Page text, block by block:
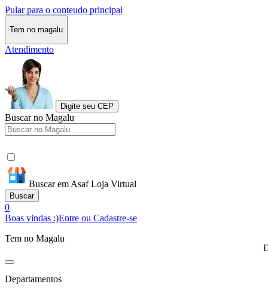
Pular para o conteudo principal
Tem no magalu
Atendimento
Digite seu CEP
Buscar no Magalu
Buscar em Asaf Loja Virtual
Buscar
0
Boas vindas :)Entre ou Cadastre-se
Tem no Magalu
Departamentos